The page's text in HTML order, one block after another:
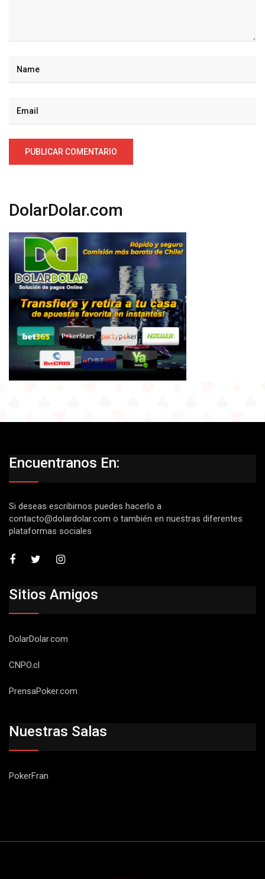
DolarDolar.com
Encuentranos En:
Si deseas escribirnos puedes hacerlo a
contacto@dolardolar.com o también en nuestras diferentes
plataformas sociales
Sitios Amigos
DolarDolar.com
CNPO.cl
PrensaPoker.com
Nuestras Salas
PokerFran